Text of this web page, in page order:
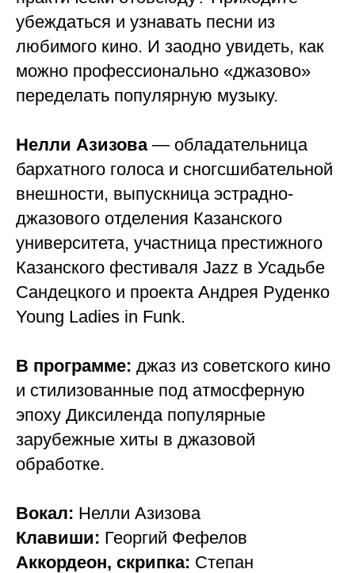
убеждаться и узнавать песни из
любимого кино. И заодно увидеть, как
можно профессионально «джазово»
переделать популярную музыку.
Нелли Азизова— обладательница
бархатного голоса и сногсшибательной
внешности, выпускница эстрадно-
джазового отделения Казанского
университета, участница престижного
Казанского фестиваля Jazz в Усадьбе
Сандецкого и проекта Андрея Руденко
Young Ladies in Funk.
В программе: джаз из советского кино
и стилизованные под атмосферную
эпоху Диксиленда популярные
зарубежные хиты в джазовой
обработке.
Вокал: Нелли Азизова
Клавиши: Георгий Фефелов
Аккордеон, скрипка: Степан